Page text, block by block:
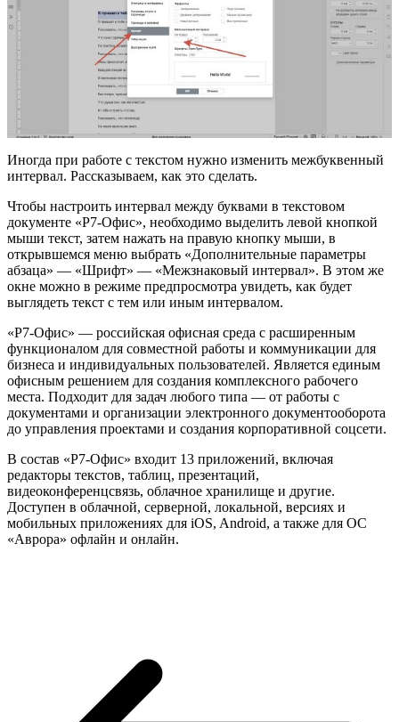
Иногда при работе с текстом нужно изменить межбуквенный
интервал. Рассказываем, как это сделать.
Чтобы настроить интервал между буквами в текстовом
документе «Р7-Офис», необходимо выделить левой кнопкой
мыши текст, затем нажать на правую кнопку мыши, в
открывшемся меню выбрать «Дополнительные параметры
абзаца» — «Шрифт» — «Межзнаковый интервал». В этом же
окне можно в режиме предпросмотра увидеть, как будет
выглядеть текст с тем или иным интервалом.
«Р7-Офис» — российская офисная среда с расширенным
функционалом для совместной работы и коммуникации для
бизнеса и индивидуальных пользователей. Является единым
офисным решением для создания комплексного рабочего
места. Подходит для задач любого типа — от работы с
документами и организации электронного документооборота
до управления проектами и создания корпоративной соцсети.
В состав «Р7-Офис» входит 13 приложений, включая
редакторы текстов, таблиц, презентаций,
видеоконференцсвязь, облачное хранилище и другие.
Доступен в облачной, серверной, локальной, версиях и
мобильных приложениях для iOS, Android, а также для ОС
«Аврора» офлайн и онлайн.